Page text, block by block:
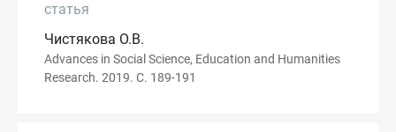
статья
Чистякова О.В.
Advances in Social Science, Education and Humanities
Research. 2019. С. 189-191